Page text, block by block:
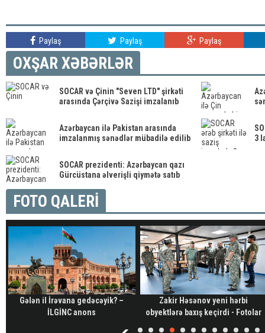
Paylaş Paylaş Paylaş
OXŞAR XƏBƏRLƏR
SOCAR və Çinin "Seven LTD" şirkəti
arasında Çərçivə Sazişi imzalanıb
Azərbaycan ilə Pakistan arasında
imzalanmış sənədlər mübadilə edilib
3
SOCAR prezidenti: Azərbaycan qazı
Gürcüstana əlverişli qiymətə satıb
FOTO QALERİ
Gələn il İrəvana gedəcəyik? –
İLGİNC anons
Zakir Həsənov yeni hərbi
obyektlərə baxış keçirdi - Fotolar